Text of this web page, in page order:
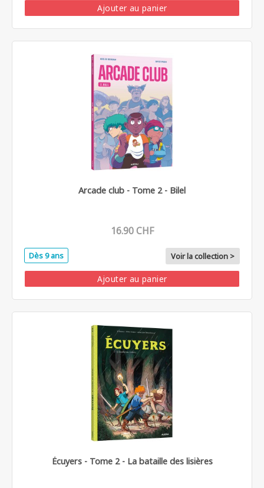
Ajouter au panier
Arcade club - Tome 2 - Bilel
16.90 CHF
Dès 9 ans Voir la collection >
Ajouter au panier
Écuyers - Tome 2 - La bataille des lisières